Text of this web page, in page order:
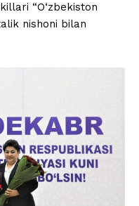
“O‘zbekiston
nishoni bilan